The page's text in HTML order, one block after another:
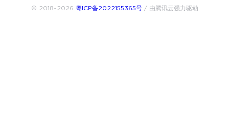
© 2018~2026 粤ICP备2022155365号/ 由腾讯云强力驱动